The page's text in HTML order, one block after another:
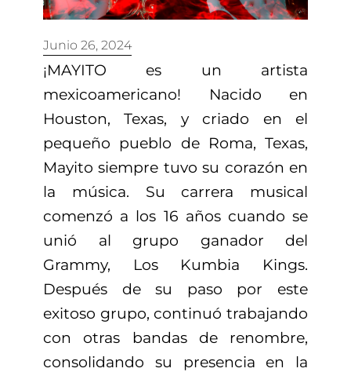
Junio 26, 2024
¡MAYITO es un artista
mexicoamericano! Nacido en
Houston, Texas, y criado en el
pequeño pueblo de Roma, Texas,
Mayito siempre tuvo su corazón en
la música. Su carrera musical
comenzó a los 16 años cuando se
unió al grupo ganador del
Grammy, Los Kumbia Kings.
Después de su paso por este
exitoso grupo, continuó trabajando
con otras bandas de renombre,
consolidando su presencia en la